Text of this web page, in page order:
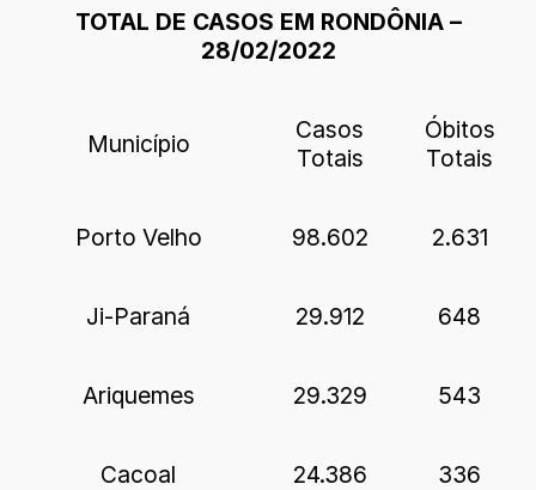
TOTAL DE CASOS EM RONDÔNIA –
28/02/2022
Município
Casos
Totais
Óbitos
Totais
Porto Velho 98.602 2.631
Ji-Paraná 29.912 648
Ariquemes 29.329 543
Cacoal 24.386 336